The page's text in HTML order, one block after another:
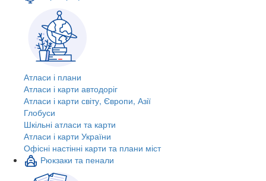
Атласи і плани
Атласи і карти автодоріг
Атласи і карти світу, Європи, Азії
Глобуси
Шкільні атласи та карти
Атласи і карти України
Офісні настінні карти та плани міст
Рюкзаки та пенали